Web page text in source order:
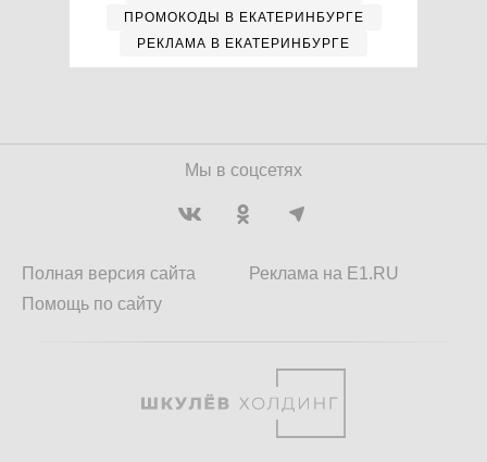
ПРОМОКОДЫ В ЕКАТЕРИНБУРГЕ
РЕКЛАМА В ЕКАТЕРИНБУРГЕ
Мы в соцсетях
Полная версия сайта
Помощь по сайту
Реклама на E1.RU